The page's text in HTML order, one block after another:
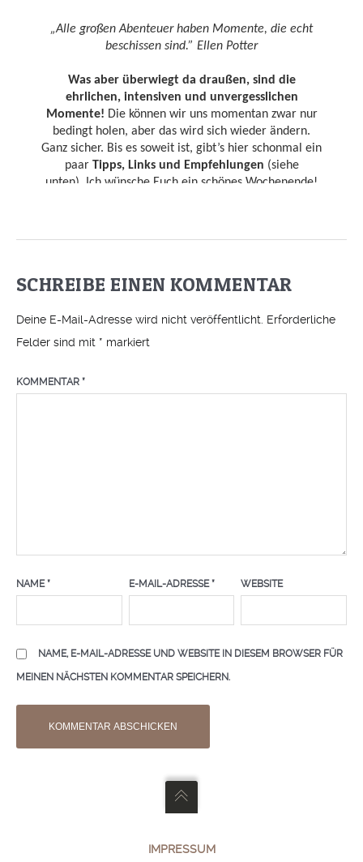
SCHREIBE EINEN KOMMENTAR
Deine E-Mail-Adresse wird nicht veröffentlicht. Erforderliche
Felder sind mit * markiert
KOMMENTAR *
NAME* E-MAIL-ADRESSE* WEBSITE
NAME, E-MAIL-ADRESSE UND WEBSITE IN DIESEM BROWSER FÜR
MEINEN NÄCHSTEN KOMMENTAR SPEICHERN.
IMPRESSUM